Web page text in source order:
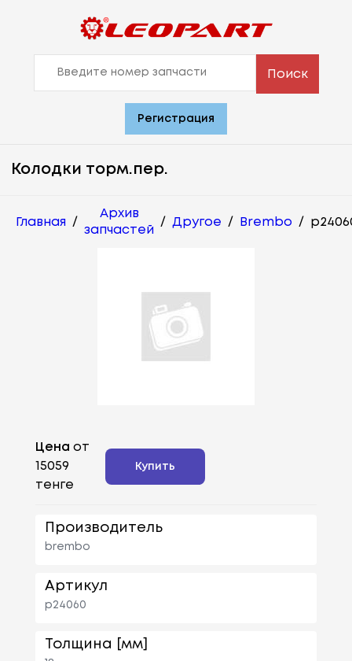
Поиск
Регистрация
Колодки торм.пер.
Главная /
Архив
запчастей
/ Другое / Brembo /
Цена от
15059
тенге
Купить
Производитель
brembo
Артикул
p24060
Толщина [мм]